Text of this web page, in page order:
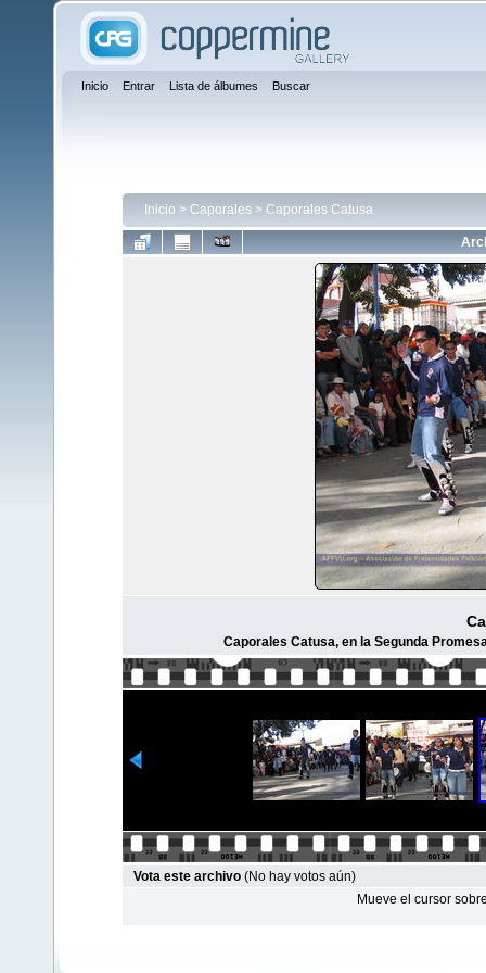
Inicio Entrar Lista de álbumes Buscar
Inicio > Caporales> Caporales Catusa
Caporales Catusa, en la Segunda
Vota este archivo(No hay votos aún)
Mueve el cursor